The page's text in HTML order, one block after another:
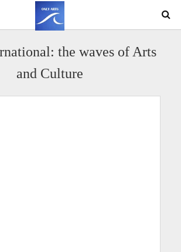
the waves of Arts
and Culture